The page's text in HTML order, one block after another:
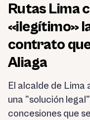
Rutas Lima
«ilegítimo»
contrato
Aliaga
El alcalde de Lima
una "solución
concesiones que